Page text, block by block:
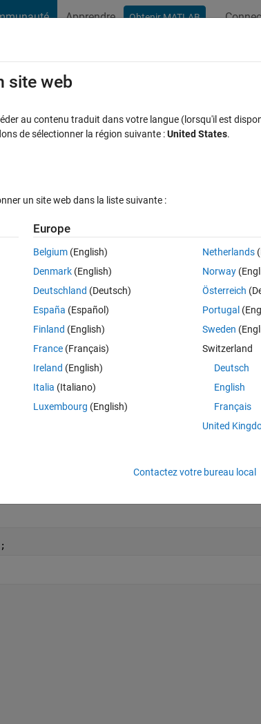
Apprendre Obtenir MATLAB
Parcourir
Ouvrir dans
fill 4-connected cells. Several comments about the use of
option chosen does not give exactly what I need. The
site web
au contenu traduit dans votre langue (lorsqu'il est
de sélectionner la région suivante :United States.
un site web dans la liste suivante :
Europe
Belgium (English)
Denmark (English)
Deutschland (Deutsch)
España (Español)
Finland (English)
France (Français)
Ireland (English)
Italia (Italiano)
Luxembourg (English)
Netherlands
Norway
Österreich
Portugal
Sweden
Switzerland
Deutsch
English
Français
United
Contactez votre bureau local